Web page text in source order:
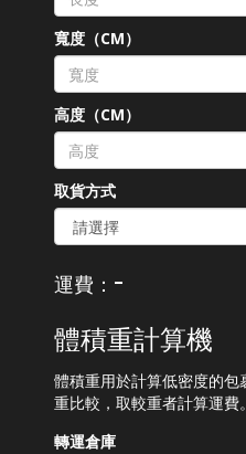
寬度（CM）
高度（CM）
取貨方式
運費： -
體積重計算機
體積重用於計算低密度的
重比較，取較重者計算運費。
轉運倉庫